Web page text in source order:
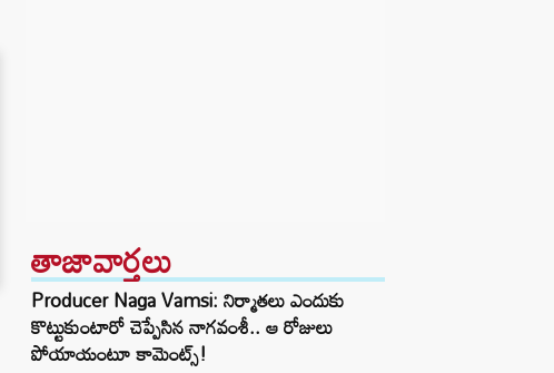
తాజావార్తలు
Producer Naga Vamsi: నిర్మాతలు ఎందుకు
కొట్టుకుంటారో చెప్పేసిన నాగవంశీ.. ఆ రోజులు
పోయాయంటూ కామెంట్స్!